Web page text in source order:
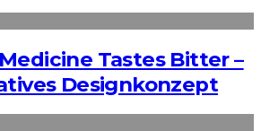
Tastes Bitter –
Designkonzept